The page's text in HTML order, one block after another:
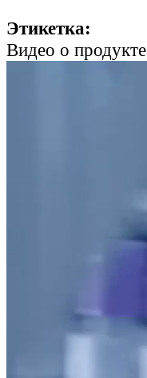
Этикетка:
Видео о продукте